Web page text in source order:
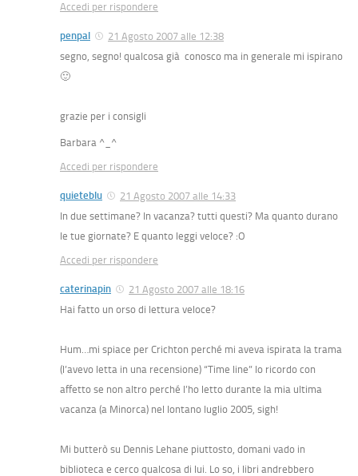
Accedi per rispondere
penpal
21 Agosto 2007 alle 12:38
segno, segno! qualcosa già conosco ma in generale mi ispirano
🙂
grazie per i consigli
Barbara ^_^
Accedi per rispondere
quieteblu
21 Agosto 2007 alle 14:33
In due settimane? In vacanza? tutti questi? Ma quanto durano
le tue giornate? E quanto leggi veloce? :O
Accedi per rispondere
caterinapin
21 Agosto 2007 alle 18:16
Hai fatto un orso di lettura veloce?
Hum…mi spiace per Crichton perché mi aveva ispirata la trama
(l’avevo letta in una recensione) “Time line” lo ricordo con
affetto se non altro perché l’ho letto durante la mia ultima
vacanza (a Minorca) nel lontano luglio 2005, sigh!
Mi butterò su Dennis Lehane piuttosto, domani vado in
biblioteca e cerco qualcosa di lui. Lo so, i libri andrebbero